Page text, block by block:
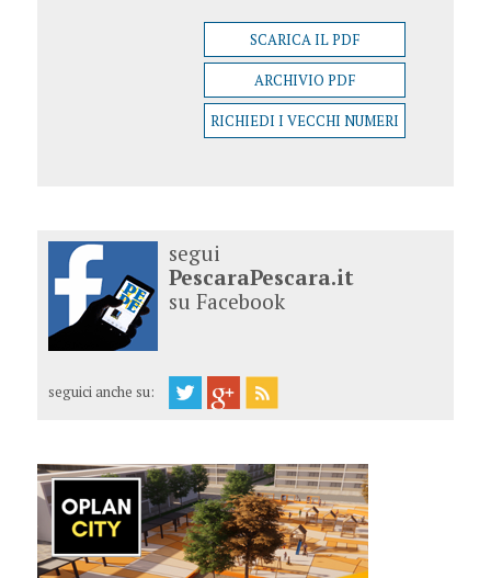
SCARICA IL PDF
ARCHIVIO PDF
RICHIEDI I VECCHI NUMERI
segui
PescaraPescara.it
su Facebook
seguici anche su: